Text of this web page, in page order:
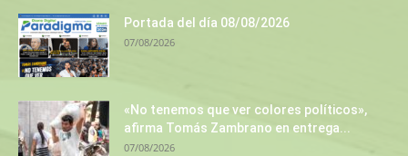
Portada del día 08/08/2026
07/08/2026
«No tenemos que ver colores políticos»,
afirma Tomás Zambrano en entrega...
07/08/2026